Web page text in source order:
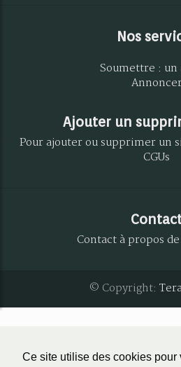
Ce site utilise des cookies pour
Nos
Soumettre :
Ajouter un
Pour ajouter ou supprimer un
CGUs
Contact à propos
© Copyright: